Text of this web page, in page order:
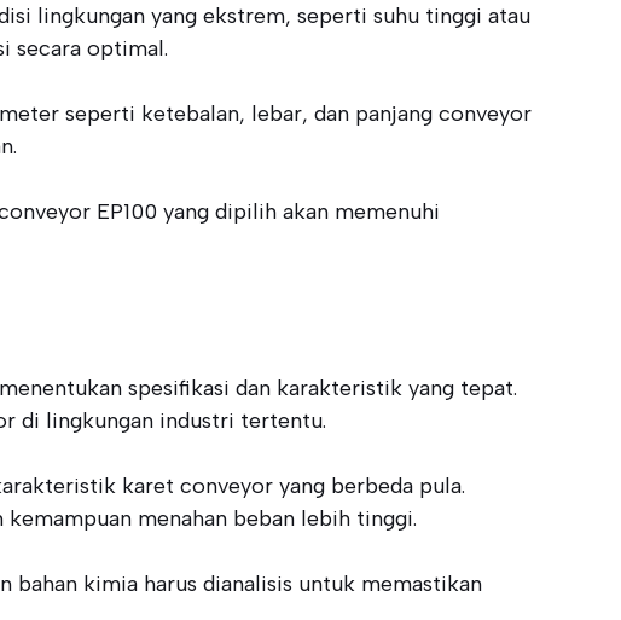
lingkungan yang ekstrem, seperti suhu tinggi atau
secara optimal.
seperti ketebalan, lebar, dan panjang conveyor
EP100 yang dipilih akan memenuhi
spesifikasi dan karakteristik yang tepat.
di lingkungan industri tertentu.
karet conveyor yang berbeda pula.
menahan beban lebih tinggi.
bahan kimia harus dianalisis untuk memastikan